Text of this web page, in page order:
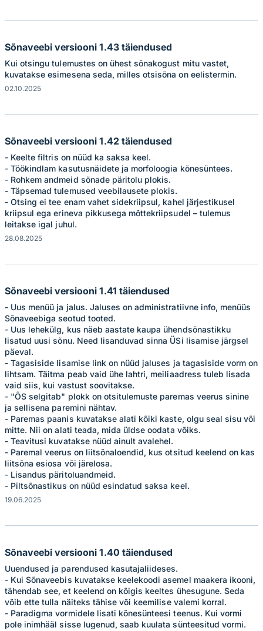
Sõnaveebi versiooni 1.43 täiendused
Kui otsingu tulemustes on ühest sõnakogust mitu vastet,
kuvatakse esimesena seda, milles otsisõna on eelistermin.
02.10.2025
Sõnaveebi versiooni 1.42 täiendused
- Keelte filtris on nüüd ka saksa keel.
- Töökindlam kasutusnäidete ja morfoloogia kõnesüntees.
- Rohkem andmeid sõnade päritolu plokis.
- Täpsemad tulemused veebilausete plokis.
- Otsing ei tee enam vahet sidekriipsul, kahel järjestikusel
kriipsul ega erineva pikkusega mõttekriipsudel – tulemus
leitakse igal juhul.
28.08.2025
Sõnaveebi versiooni 1.41 täiendused
- Uus menüü ja jalus. Jaluses on administratiivne info, menüüs
Sõnaveebiga seotud tooted.
- Uus lehekülg, kus näeb aastate kaupa ühendsõnastikku
lisatud uusi sõnu. Need lisanduvad sinna ÜSi lisamise järgsel
päeval.
- Tagasiside lisamise link on nüüd jaluses ja tagasiside vorm on
lihtsam. Täitma peab vaid ühe lahtri, meiliaadress tuleb lisada
vaid siis, kui vastust soovitakse.
- "ÕS selgitab" plokk on otsitulemuste paremas veerus sinine
ja sellisena paremini nähtav.
- Paremas paanis kuvatakse alati kõiki kaste, olgu seal sisu või
mitte. Nii on alati teada, mida üldse oodata võiks.
- Teavitusi kuvatakse nüüd ainult avalehel.
- Paremal veerus on liitsõnaloendid, kus otsitud keelend on kas
liitsõna esiosa või järelosa.
- Lisandus päritoluandmeid.
- Piltsõnastikus on nüüd esindatud saksa keel.
19.06.2025
Sõnaveebi versiooni 1.40 täiendused
Uuendused ja parendused kasutajaliideses.
- Kui Sõnaveebis kuvatakse keelekoodi asemel maakera ikooni,
tähendab see, et keelend on kõigis keeltes ühesugune. Seda
võib ette tulla näiteks tähise või keemilise valemi korral.
- Paradigma vormidele lisati kõnesünteesi teenus. Kui vormi
pole inimhääl sisse lugenud, saab kuulata sünteesitud vormi.